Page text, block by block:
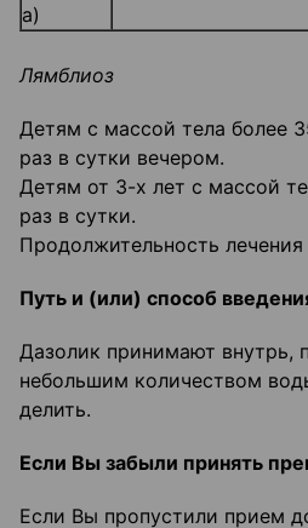
а)
Лямблиоз
Детям с массой тела более
раз в сутки вечером.
Детям от 3-х лет с массой
раз в сутки.
Продолжительность лечения
Путь и (или) способ
Дазолик принимают внутрь,
небольшим количеством
делить.
Если Вы забыли принять
Если Вы пропустили прием